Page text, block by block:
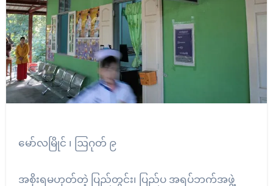
မော်လမြိုင် ၊ ဩဂုတ် ၉
အစိုးရမဟုတ်တဲ့ ပြည်တွင်း၊ ပြည်ပ အရပ်ဘက်အဖွဲ့